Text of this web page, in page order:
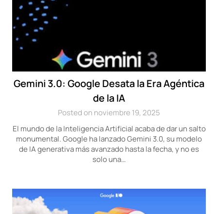
Gemini 3.0: Google Desata la Era Agéntica
de la IA
Posted on noviembre 19, 2025
El mundo de la Inteligencia Artificial acaba de dar un salto
monumental. Google ha lanzado Gemini 3.0, su modelo
de IA generativa más avanzado hasta la fecha, y no es
solo una…